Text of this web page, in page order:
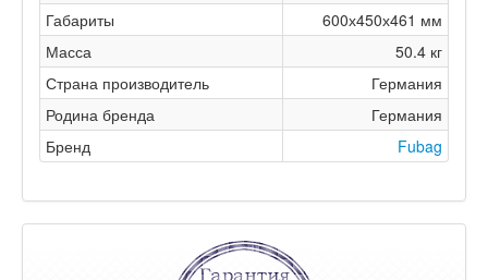
Габариты
600х450х461 мм
Масса
50.4 кг
Страна производитель
Германия
Родина бренда
Германия
Бренд
Fubag